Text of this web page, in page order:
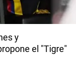
y
el "Tigre"